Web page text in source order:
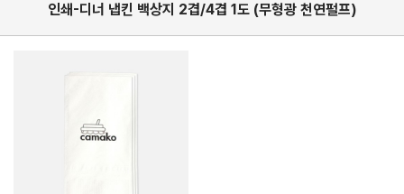
인쇄-디너 냅킨 백상지 2겹/4겹 1도 (무형광 천연펄프)